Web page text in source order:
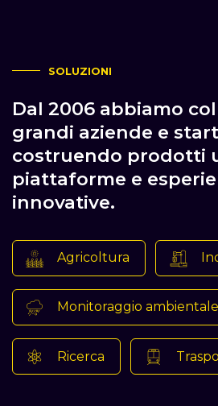
SOLUZIONI
Dal 2006 abbiamo
grandi aziende e
costruendo prodotti
piattaforme e
innovative.
Agricoltura
Monitoraggio ambientale
Ricerca